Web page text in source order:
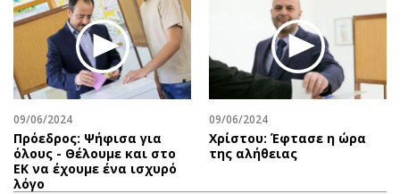
09/06/2024
Πρόεδρος: Ψήφισα για
όλους - Θέλουμε και στο
ΕΚ να έχουμε ένα ισχυρό
λόγο
09/06/2024
Χρίστου: Έφτασε η ώρα
της αλήθειας